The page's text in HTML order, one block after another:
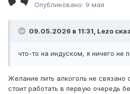
Она в монастырь уйдет, если
Она не лошадь, чтобы на нее
должна выиграть забег, раз он
Опубликовано: 9 мая
09.05.2026 в 11:31, Lezo
что-то на индуском, я ничего не
Желание пить алкоголь не связано
стоит работать в первую очередь